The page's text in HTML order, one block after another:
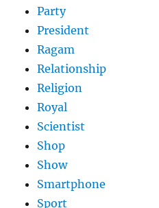
Party
President
Ragam
Relationship
Religion
Royal
Scientist
Shop
Show
Smartphone
Sport